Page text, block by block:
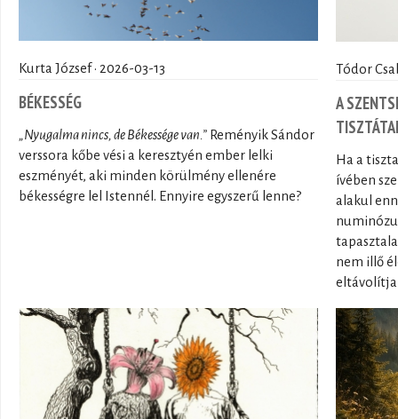
Kurta József · 2026-03-13
BÉKESSÉG
„Nyugalma nincs, de Békessége van.” Reményik Sándor
verssora kőbe vési a keresztyén ember lelki
eszményét, aki minden körülmény ellenére
békességre lel Istennél. Ennyire egyszerű lenne?
Tódor
A
Ha a
ívében
alakul
nem illő
eltávolítja